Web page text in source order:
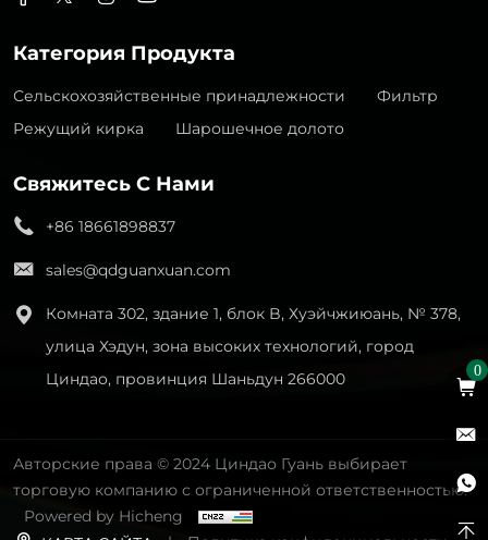
Категория Продукта
Сельскохозяйственные принадлежности
Фильтр
Режущий кирка
Шарошечное долото
Свяжитесь С Нами
+86 18661898837
sales@qdguanxuan.com
Комната 302, здание 1, блок B, Хуэйчжиюань, № 378,
улица Хэдун, зона высоких технологий, город
Циндао, провинция Шаньдун 266000
Авторские права © 2024 Циндао Гуань выбирает
торговую компанию с ограниченной ответственностью.
Powered by Hicheng
0